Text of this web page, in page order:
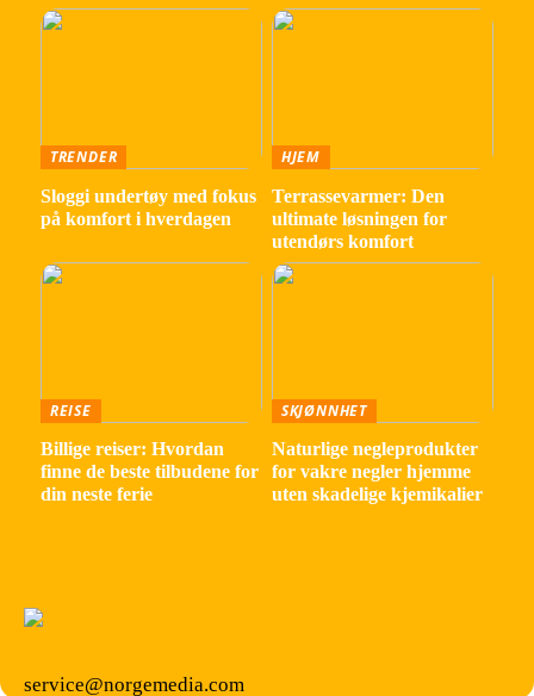
TRENDER
Sloggi undertøy med fokus
på komfort i hverdagen
HJEM
Terrassevarmer: Den
ultimate løsningen for
utendørs komfort
REISE
Billige reiser: Hvordan
finne de beste tilbudene for
din neste ferie
SKJØNNHET
Naturlige negleprodukter
for vakre negler hjemme
uten skadelige kjemikalier
service@norgemedia.com